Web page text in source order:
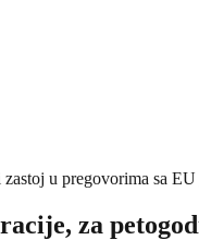
u pregovorima sa
za